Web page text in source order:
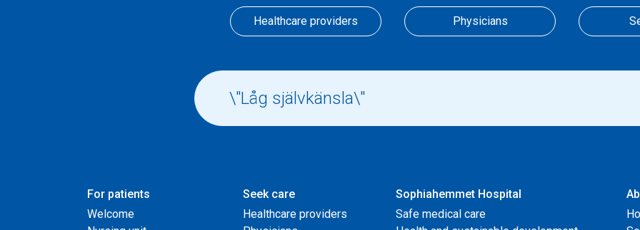
Healthcare providers Physicians
For patients
Welcome
Seek care
Healthcare providers
Sophiahemmet Hospital
Safe medical care